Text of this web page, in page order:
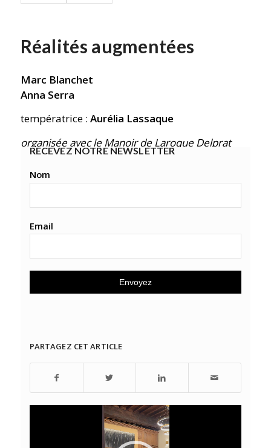
Réalités augmentées
Marc Blanchet
Anna Serra
températrice : Aurélia Lassaque
organisée avec le Manoir de Laroque Delprat
RECEVEZ NOTRE NEWSLETTER
Nom
Email
PARTAGEZ CET ARTICLE